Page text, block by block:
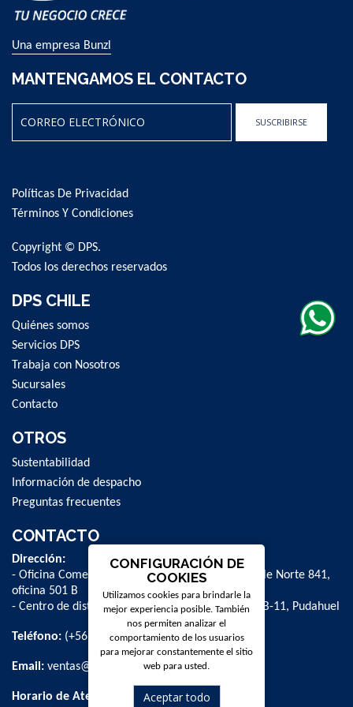
Una empresa Bunzl
MANTENGAMOS EL CONTACTO
Our
Newsletter:
SUSCRIBIRSE
Políticas De Privacidad
Términos Y Condiciones
Copyright © DPS.
Todos los derechos reservados
DPS CHILE
Quiénes somos
Servicios DPS
Trabaja con Nosotros
Sucursales
Contacto
OTROS
Sustentabilidad
Información de despacho
Preguntas frecuentes
CONTACTO
Dirección:
- Oficina Comercial y administrativa: Avenida Valle Norte 841,
oficina 501 B
- Centro de distribución: La Farfana 500, bodega B-11, Pudahuel
Teléfono: (+56 2) 2 584 8900
Email: ventas@dpschile.cl
Horario de Atención:
CONFIGURACIÓN DE
COOKIES
Utilizamos cookies para brindarle la
mejor experiencia posible. También
nos permiten analizar el
comportamiento de los usuarios
para mejorar constantemente el sitio
web para usted.
Aceptar todo